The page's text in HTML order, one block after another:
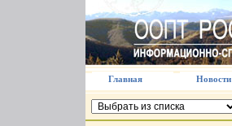
Главная Новости